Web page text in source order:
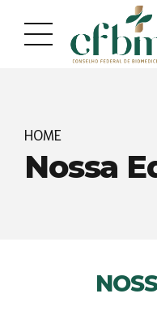
conteúdo
navegação
HOME
Nossa